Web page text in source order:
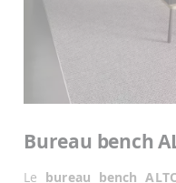
début
la
Bureau bench
Le bureau bench